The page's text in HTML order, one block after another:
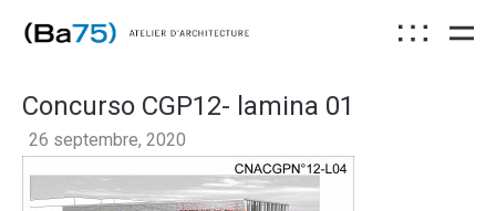
Concurso CGP12- lamina 01
26 septembre, 2020